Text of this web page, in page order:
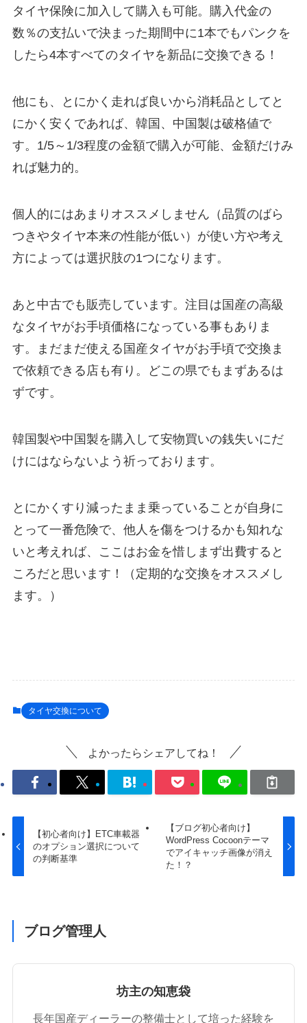
タイヤ保険に加入して購入も可能。購入代金の
数％の支払いで決まった期間中に1本でもパンクを
したら4本すべてのタイヤを新品に交換できる！
他にも、とにかく走れば良いから消耗品としてと
にかく安くであれば、韓国、中国製は破格値で
す。1/5～1/3程度の金額で購入が可能、金額だけみ
れば魅力的。
個人的にはあまりオススメしません（品質のばら
つきやタイヤ本来の性能が低い）が使い方や考え
方によっては選択肢の1つになります。
あと中古でも販売しています。注目は国産の高級
なタイヤがお手頃価格になっている事もありま
す。まだまだ使える国産タイヤがお手頃で交換ま
で依頼できる店も有り。どこの県でもまずあるは
ずです。
韓国製や中国製を購入して安物買いの銭失いにだ
けにはならないよう祈っております。
とにかくすり減ったまま乗っていることが自身に
とって一番危険で、他人を傷をつけるかも知れな
いと考えれば、ここはお金を惜しまず出費すると
ころだと思います！（定期的な交換をオススメし
ます。）
タイヤ交換について
よかったらシェアしてね！
【初心者向け】ETC車載器
のオプション選択について
の判断基準
【ブログ初心者向け】
WordPress Cocoonテーマ
でアイキャッチ画像が消え
た！？
ブログ管理人
坊主の知恵袋
長年国産ディーラーの整備士として培った経験を